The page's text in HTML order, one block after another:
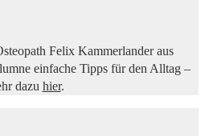
Felix Kammerlander aus
einfache Tipps für den Alltag –
dazu hier.